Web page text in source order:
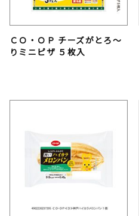
ＣＯ・ＯＰ チーズがとろ～
りミニピザ ５枚入